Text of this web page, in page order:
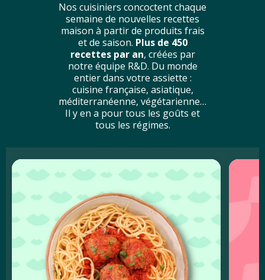
Nos cuisiniers concoctent chaque
semaine de nouvelles recettes
maison à partir de produits frais
et de saison. Plus de 450
recettes par an, créées par
notre équipe R&D. Du monde
entier dans votre assiette :
cuisine française, asiatique,
méditerranéenne, végétarienne…
Il y en a pour tous les goûts et
tous les régimes.